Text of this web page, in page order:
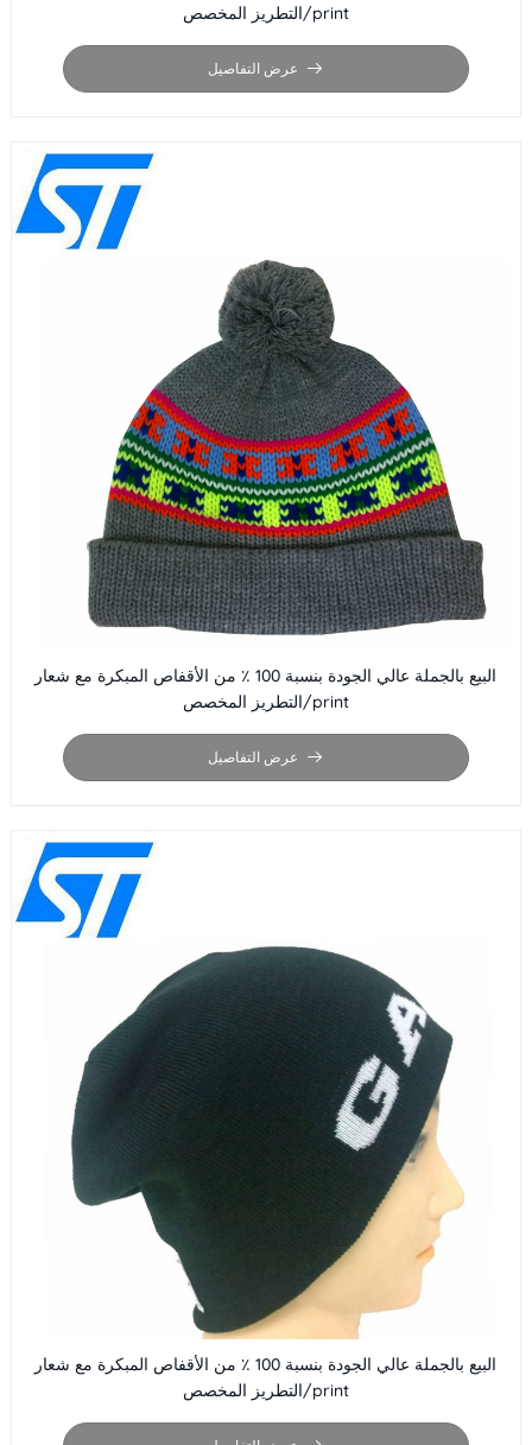
التطريز المخصص/print
عرض التفاصيل
البيع بالجملة عالي الجودة بنسبة 100 ٪ من الأقفاص المبكرة مع شعار
التطريز المخصص/print
عرض التفاصيل
البيع بالجملة عالي الجودة بنسبة 100 ٪ من الأقفاص المبكرة مع شعار
التطريز المخصص/print